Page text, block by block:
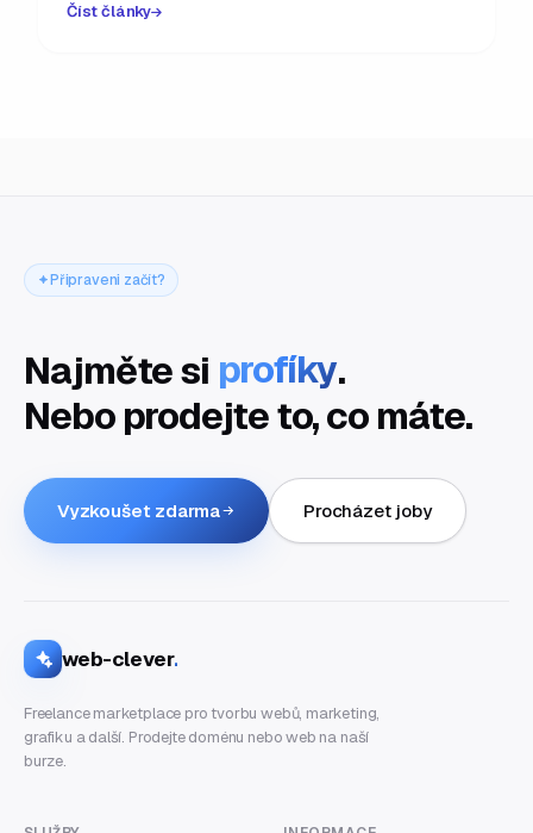
Číst články
Připraveni začít?
Najměte si profíky.
Nebo prodejte to, co máte.
Vyzkoušet zdarma Procházet joby
web-clever.
Freelance marketplace pro tvorbu webů, marketing,
grafiku a další. Prodejte doménu nebo web na naší
burze.